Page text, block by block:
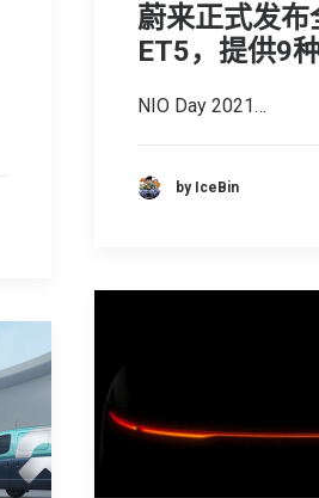
蔚来正式发布
ET5，提供9
NIO Day 2021…
by IceBin